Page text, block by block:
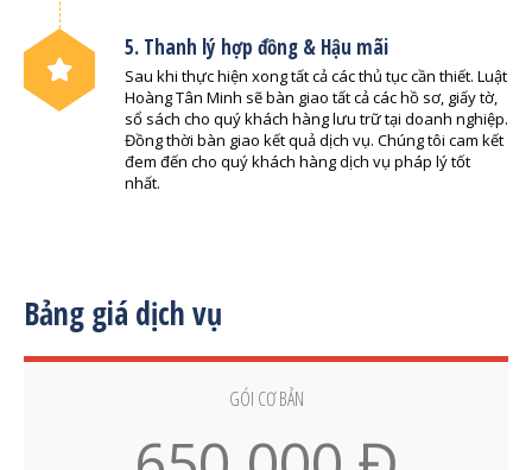
5. Thanh lý hợp đồng & Hậu mãi
Sau khi thực hiện xong tất cả các thủ tục cần thiết. Luật
Hoàng Tân Minh sẽ bàn giao tất cả các hồ sơ, giấy tờ,
sổ sách cho quý khách hàng lưu trữ tại doanh nghiệp.
Đồng thời bàn giao kết quả dịch vụ. Chúng tôi cam kết
đem đến cho quý khách hàng dịch vụ pháp lý tốt
nhất.
Bảng giá dịch vụ
GÓI CƠ BẢN